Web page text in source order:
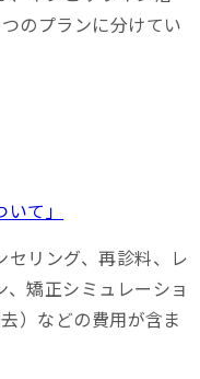
のプランに分けてい
いて」
リング、再診料、レ
矯正シミュレーショ
）などの費用が含ま